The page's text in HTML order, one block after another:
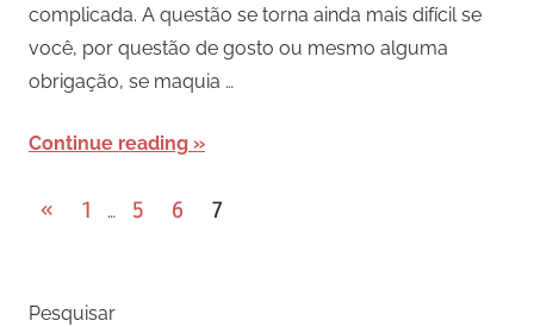
complicada. A questão se torna ainda mais difícil se
você, por questão de gosto ou mesmo alguma
obrigação, se maquia …
Continue reading
Paginação
posts
« Previous
1 … 5 6 7
Pesquisar